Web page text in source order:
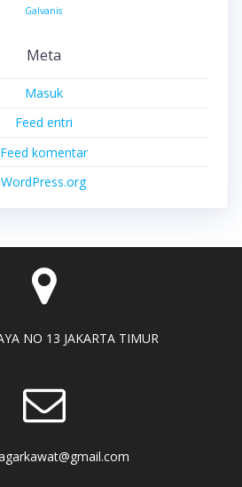
Galvanis
Meta
Masuk
Feed entri
Feed komentar
WordPress.org
NO 13 JAKARTA TIMUR